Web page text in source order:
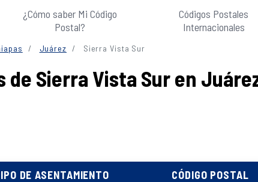
¿Cómo saber Mi Código
Postal?
Códigos Postales
Internacionales
Juárez Sierra Vista Sur
de Sierra Vista Sur en
DE ASENTAMIENTO CÓDIGO POSTAL